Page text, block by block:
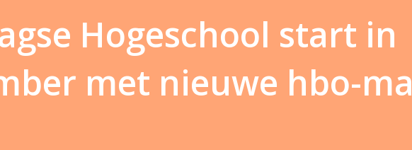
Hogeschool start in
met nieuwe hbo-